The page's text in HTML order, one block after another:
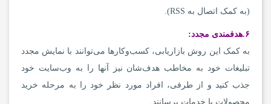
(به کمک اتصال به RSS).
۶.هدفمندی مجدد
:
به کمک این روش بازاریابی، کسب‌‌وکارها می‌توانند با نمایش مجدد
تبلیغات خود به مخاطب هدف‌شان نیز آنها را به وب‌سایت خود
جذب کنید و از طرفی، افراد مورد نظر خود را به مرحله خرید
محصولات یا خدمات برسانند.